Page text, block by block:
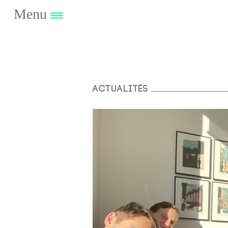
Actualités
Menu